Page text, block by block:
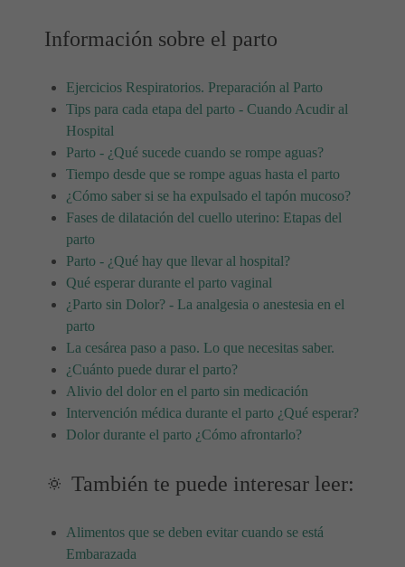
Información sobre el parto
Ejercicios Respiratorios. Preparación al Parto
Tips para cada etapa del parto - Cuando Acudir al
Hospital
Parto - ¿Qué sucede cuando se rompe aguas?
Tiempo desde que se rompe aguas hasta el parto
¿Cómo saber si se ha expulsado el tapón mucoso?
Fases de dilatación del cuello uterino: Etapas del
parto
Parto - ¿Qué hay que llevar al hospital?
Qué esperar durante el parto vaginal
¿Parto sin Dolor? - La analgesia o anestesia en el
parto
La cesárea paso a paso. Lo que necesitas saber.
¿Cuánto puede durar el parto?
Alivio del dolor en el parto sin medicación
Intervención médica durante el parto ¿Qué esperar?
Dolor durante el parto ¿Cómo afrontarlo?
🔅 También te puede interesar leer:
Alimentos que se deben evitar cuando se está
Embarazada